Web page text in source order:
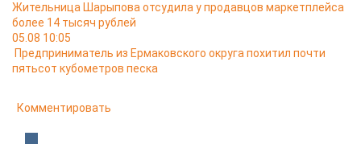
Жительница Шарыпова отсудила у продавцов маркетплейса
более 14 тысяч рублей
05.08 10:05
Предприниматель из Ермаковского округа похитил почти
пятьсот кубометров песка
Комментировать